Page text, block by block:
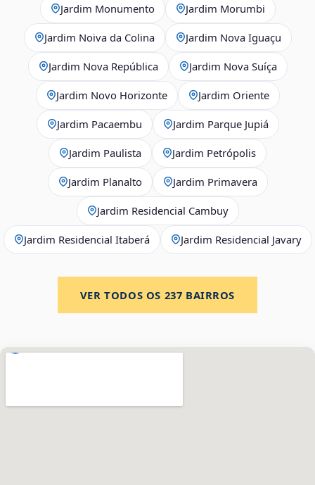
Jardim Monumento Jardim Morumbi
Jardim Noiva da Colina Jardim Nova Iguaçu
Jardim Nova República Jardim Nova Suíça
Jardim Novo Horizonte Jardim Oriente
Jardim Pacaembu Jardim Parque Jupiá
Jardim Paulista Jardim Petrópolis
Jardim Planalto Jardim Primavera
Jardim Residencial Cambuy
Jardim Residencial Itaberá Jardim Residencial Javary
VER TODOS OS 237 BAIRROS